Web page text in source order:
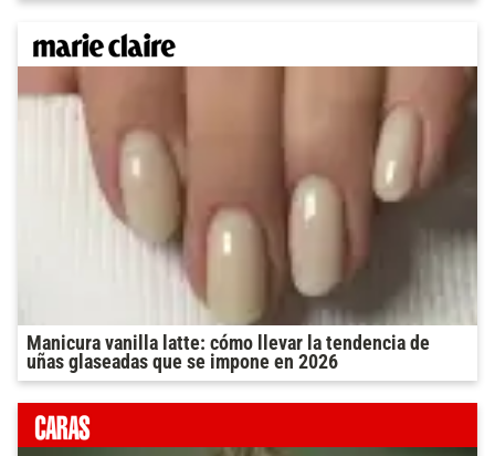
Manicura vanilla latte: cómo llevar la tendencia de
uñas glaseadas que se impone en 2026